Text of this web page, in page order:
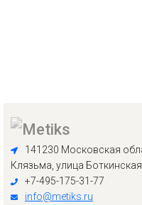
141230 Московская
Клязьма, улица
+7-495-175-31-77
info@metiks.ru